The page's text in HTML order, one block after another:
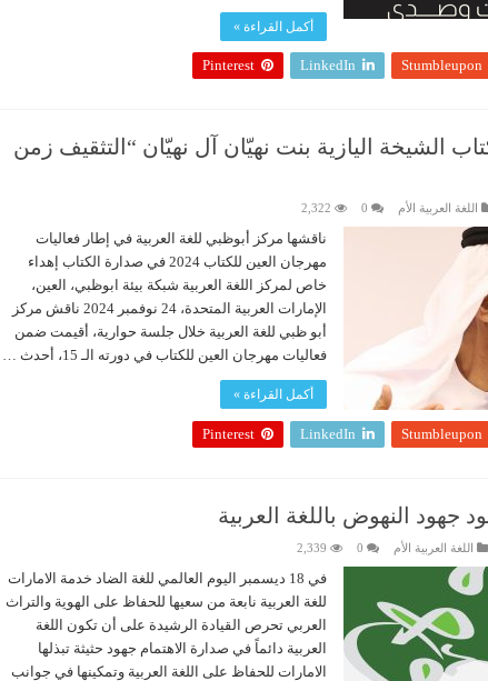
أكمل القراءة »
Stumbleupon
LinkedIn
Pinterest
الشيخة اليازية بنت نهيّان آل نهيّان “التثقيف زمن
اللغة العربية الأم 0
2,322
ناقشها مركز أبوظبي للغة العربية في إطار فعاليات
مهرجان العين للكتاب 2024 في صدارة الكتاب إهداء
خاص لمركز اللغة العربية شبكة بيئة ابوظبي، العين،
الإمارات العربية المتحدة، 24 نوفمبر 2024 ناقش مركز
أبو ظبي للغة العربية خلال جلسة حوارية، أقيمت ضمن
فعاليات مهرجان العين للكتاب في دورته الـ 15، أحدث …
أكمل القراءة »
Stumbleupon
LinkedIn
Pinterest
جهود النهوض باللغة العربية
اللغة العربية الأم 0
2,339
في 18 ديسمبر اليوم العالمي للغة الضاد خدمة الامارات
للغة العربية نابعة من سعيها للحفاظ على الهوية والتراث
العربي تحرص القيادة الرشيدة على أن تكون اللغة
العربية دائماً في صدارة الاهتمام جهود حثيثة تبذلها
الامارات للحفاظ على اللغة العربية وتمكينها في جوانب